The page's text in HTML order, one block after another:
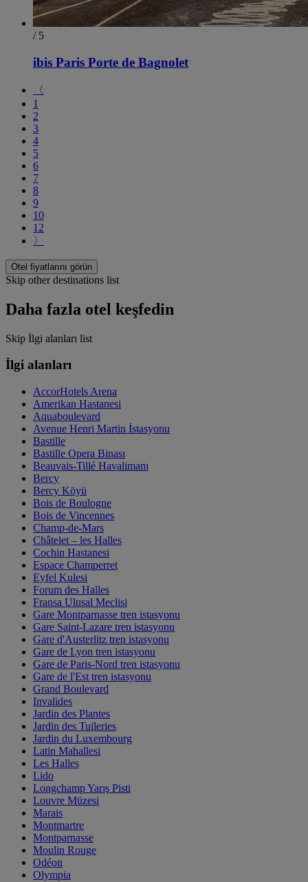
/ 5
ibis Paris Porte de Bagnolet
〈
1
2
3
4
5
6
7
8
9
10
12
〉
Otel fiyatlarını görün
Skip other destinations list
Daha fazla otel keşfedin
Skip İlgi alanları list
İlgi alanları
AccorHotels Arena
Amerikan Hastanesi
Aquaboulevard
Avenue Henri Martin İstasyonu
Bastille
Bastille Opera Binası
Beauvais-Tillé Havalimanı
Bercy
Bercy Köyü
Bois de Boulogne
Bois de Vincennes
Champ-de-Mars
Châtelet – les Halles
Cochin Hastanesi
Espace Champerret
Eyfel Kulesi
Forum des Halles
Fransa Ulusal Meclisi
Gare Montparnasse tren istasyonu
Gare Saint-Lazare tren istasyonu
Gare d'Austerlitz tren istasyonu
Gare de Lyon tren istasyonu
Gare de Paris-Nord tren istasyonu
Gare de l'Est tren istasyonu
Grand Boulevard
Invalides
Jardin des Plantes
Jardin des Tuileries
Jardin du Luxembourg
Latin Mahallesi
Les Halles
Lido
Longchamp Yarış Pisti
Louvre Müzesi
Marais
Montmartre
Montparnasse
Moulin Rouge
Odéon
Olympia